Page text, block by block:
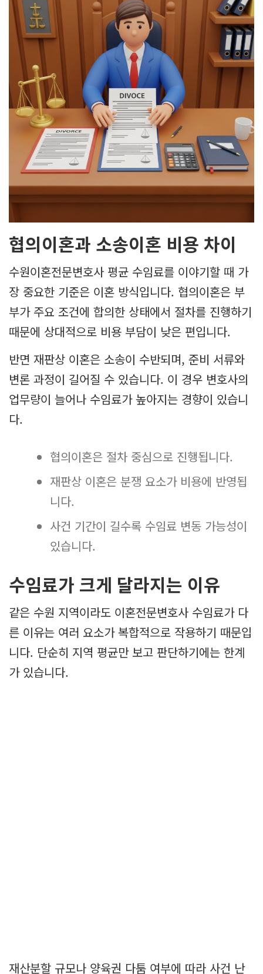
협의이혼과 소송이혼 비용 차이
수원이혼전문변호사 평균 수임료를 이야기할 때 가
장 중요한 기준은 이혼 방식입니다. 협의이혼은 부
부가 주요 조건에 합의한 상태에서 절차를 진행하기
때문에 상대적으로 비용 부담이 낮은 편입니다.
반면 재판상 이혼은 소송이 수반되며, 준비 서류와
변론 과정이 길어질 수 있습니다. 이 경우 변호사의
업무량이 늘어나 수임료가 높아지는 경향이 있습니
다.
협의이혼은 절차 중심으로 진행됩니다.
재판상 이혼은 분쟁 요소가 비용에 반영됩
니다.
사건 기간이 길수록 수임료 변동 가능성이
있습니다.
수임료가 크게 달라지는 이유
같은 수원 지역이라도 이혼전문변호사 수임료가 다
른 이유는 여러 요소가 복합적으로 작용하기 때문입
니다. 단순히 지역 평균만 보고 판단하기에는 한계
가 있습니다.
재산분할 규모나 양육권 다툼 여부에 따라 사건 난